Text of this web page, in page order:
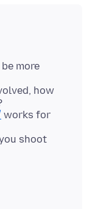
more
how
works for
shoot